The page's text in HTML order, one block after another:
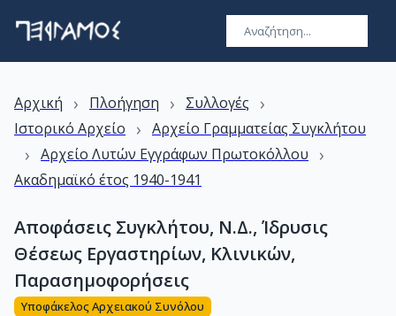
Αρχική › Πλοήγηση › Συλλογές ›
Ιστορικό Αρχείο › Αρχείο Γραμματείας Συγκλήτου
› Αρχείο Λυτών Εγγράφων Πρωτοκόλλου ›
Ακαδημαϊκό έτος 1940-1941
Αποφάσεις Συγκλήτου, Ν.Δ., Ίδρυσις
Θέσεως Εργαστηρίων, Κλινικών,
Παρασημοφορήσεις
Υποφάκελος Αρχειακού Συνόλου